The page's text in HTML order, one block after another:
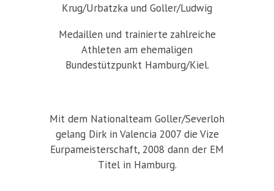
Krug/Urbatzka und Goller/Ludwig
Medaillen und trainierte zahlreiche
Athleten am ehemaligen
Bundestützpunkt Hamburg/Kiel.
Mit dem Nationalteam Goller/Severloh
gelang Dirk in Valencia 2007 die Vize
Eurpameisterschaft, 2008 dann der EM
Titel in Hamburg.